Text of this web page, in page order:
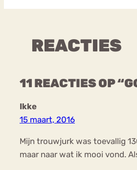
REACTIES
11 REACTIES OP
Ikke
15 maart, 2016
Mijn trouwjurk was toevallig
maar naar wat ik mooi vond.